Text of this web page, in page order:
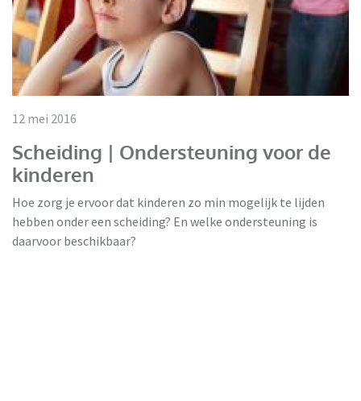
12 mei 2016
Scheiding | Ondersteuning voor de
kinderen
Hoe zorg je ervoor dat kinderen zo min mogelijk te lijden
hebben onder een scheiding? En welke ondersteuning is
daarvoor beschikbaar?